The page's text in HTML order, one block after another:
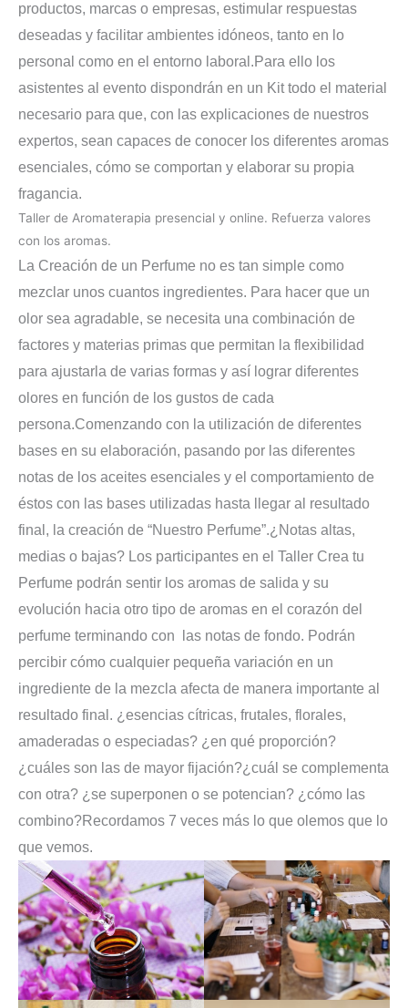
productos, marcas o empresas, estimular respuestas
deseadas y facilitar ambientes idóneos, tanto en lo
personal como en el entorno laboral. Para ello los
asistentes al evento dispondrán en un Kit todo el material
necesario para que, con las explicaciones de nuestros
expertos, sean capaces de conocer los diferentes aromas
esenciales, cómo se comportan y elaborar su propia
fragancia.
Taller de Aromaterapia presencial y online. Refuerza valores
con los aromas.
La Creación de un Perfume no es tan simple como
mezclar unos cuantos ingredientes. Para hacer que un
olor sea agradable, se necesita una combinación de
factores y materias primas que permitan la flexibilidad
para ajustarla de varias formas y así lograr diferentes
olores en función de los gustos de cada
persona.Comenzando con la utilización de diferentes
bases en su elaboración, pasando por las diferentes
notas de los aceites esenciales y el comportamiento de
éstos con las bases utilizadas hasta llegar al resultado
final, la creación de “Nuestro Perfume”.¿Notas altas,
medias o bajas? Los participantes en el Taller Crea tu
Perfume podrán sentir los aromas de salida y su
evolución hacia otro tipo de aromas en el corazón del
perfume terminando con las notas de fondo. Podrán
percibir cómo cualquier pequeña variación en un
ingrediente de la mezcla afecta de manera importante al
resultado final. ¿esencias cítricas, frutales, florales,
amaderadas o especiadas? ¿en qué proporción?
¿cuáles son las de mayor fijación?¿cuál se complementa
con otra? ¿se superponen o se potencian? ¿cómo las
combino?Recordamos 7 veces más lo que olemos que lo
que vemos.